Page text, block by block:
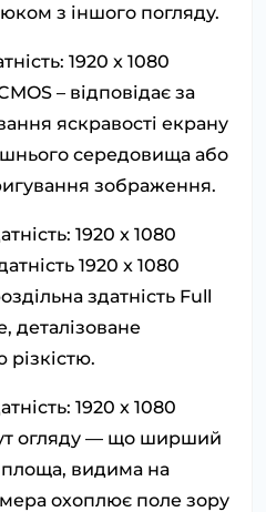
з іншого погляду.
1920 x 1080
– відповідає за
яскравості екрану
середовища або
зображення.
1920 x 1080
1920 x 1080
здатність Full
деталізоване
1920 x 1080
огляду — що ширший
площа, видима на
охоплює поле зору